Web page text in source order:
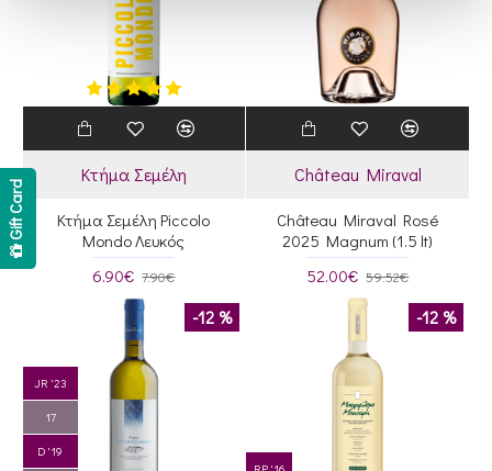
Κτήμα Σεμέλη
Κτήμα Σεμέλη Piccolo
Mondo Λευκός
6.90€ 7.90€
Château Miraval
Château Miraval Rosé
2025 Magnum (1.5 lt)
52.00€ 59.52€
JR '23
17
D '19
-12 % -12 %
Gift Card